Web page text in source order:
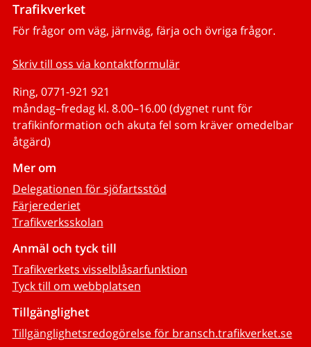
Trafikverket
För frågor om väg, järnväg, färja och övriga frågor.
Skriv till oss via kontaktformulär
Ring, 0771-921 921
måndag–fredag kl. 8.00–16.00 (dygnet runt för
trafikinformation och akuta fel som kräver omedelbar
åtgärd)
Mer om
Delegationen för sjöfartsstöd
Färjerederiet
Trafikverksskolan
Anmäl och tyck till
Trafikverkets visselblåsarfunktion
Tyck till om webbplatsen
Tillgänglighet
Tillgänglighetsredogörelse för bransch.trafikverket.se